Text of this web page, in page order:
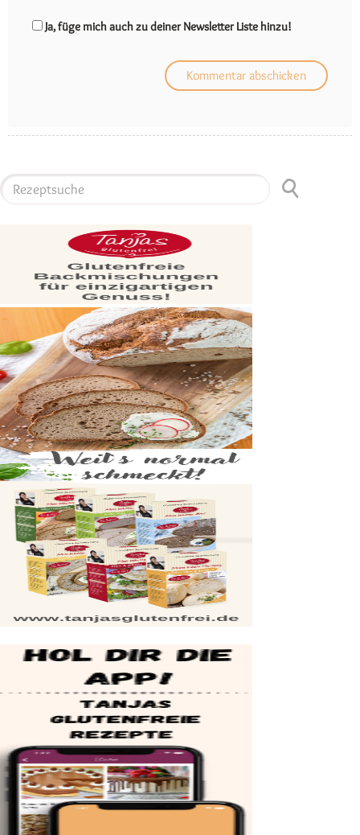
Ja, füge mich auch zu deiner Newsletter Liste hinzu!